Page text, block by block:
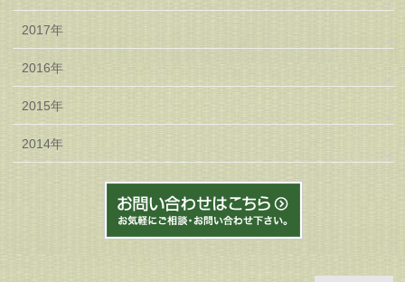
2017年
2016年
2015年
2014年